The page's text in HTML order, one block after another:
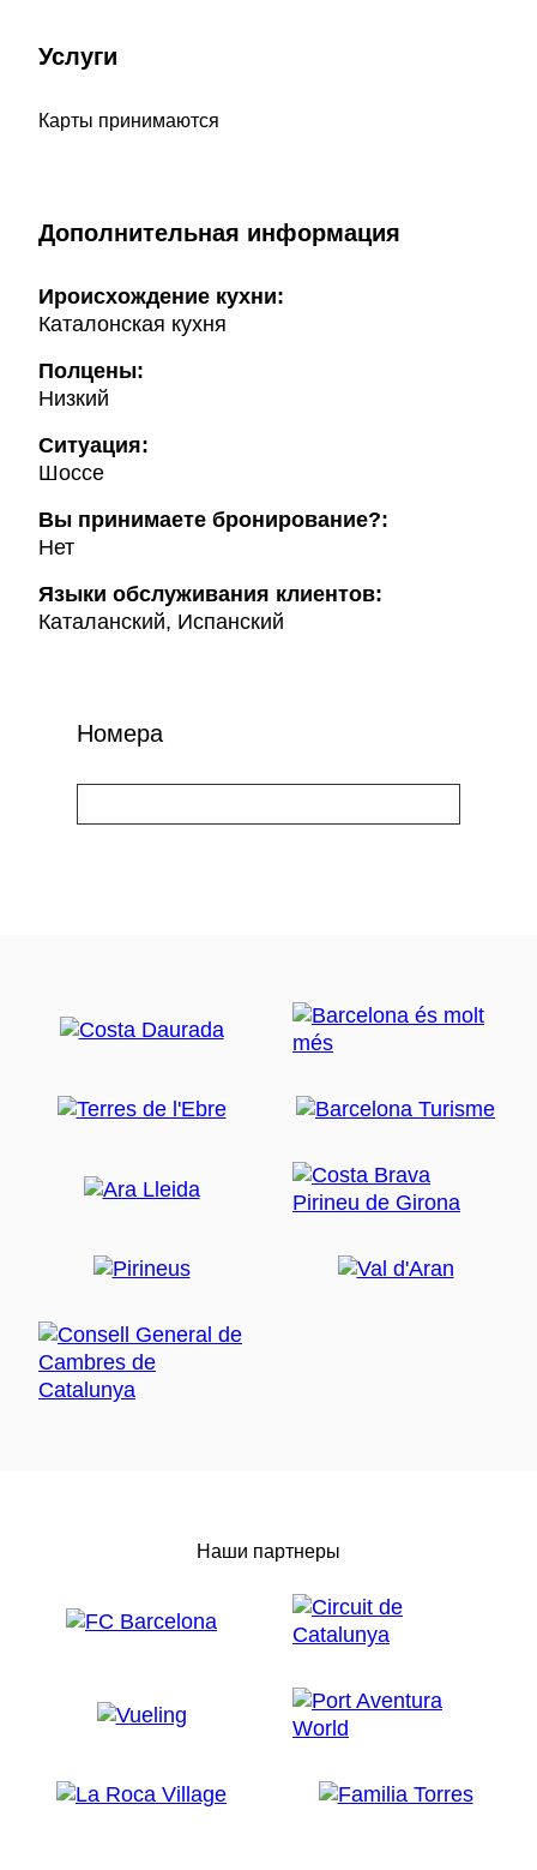
Услуги
Карты принимаются
Дополнительная информация
Ироисхождение кухни:
Каталонская кухня
Полцены:
Низкий
Ситуация:
Шоссе
Вы принимаете бронирование?:
Нет
Языки обслуживания клиентов:
Каталанский, Испанский
Номера
Наши партнеры